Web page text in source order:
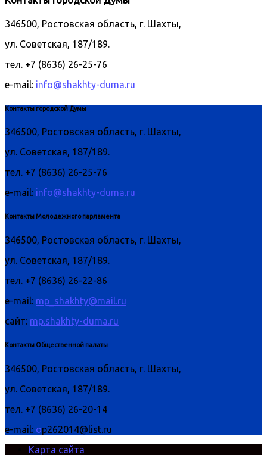
346500, Ростовская область, г. Шахты,
ул. Советская, 187/189.
тел. +7 (8636) 26-25-76
e-mail: info@shakhty-duma.ru
Контакты городской Думы
346500, Ростовская область, г. Шахты,
ул. Советская, 187/189.
тел. +7 (8636) 26-25-76
e-mail: info@shakhty-duma.ru
Контакты Молодежного парламента
346500, Ростовская область, г. Шахты,
ул. Советская, 187/189.
тел. +7 (8636) 26-22-86
e-mail: mp_shakhty@mail.ru
сайт: mp.shakhty-duma.ru
Контакты Общественной палаты
346500, Ростовская область, г. Шахты,
ул. Советская, 187/189.
тел. +7 (8636) 26-20-14
e-mail: op262014@list.ru
Карта сайта